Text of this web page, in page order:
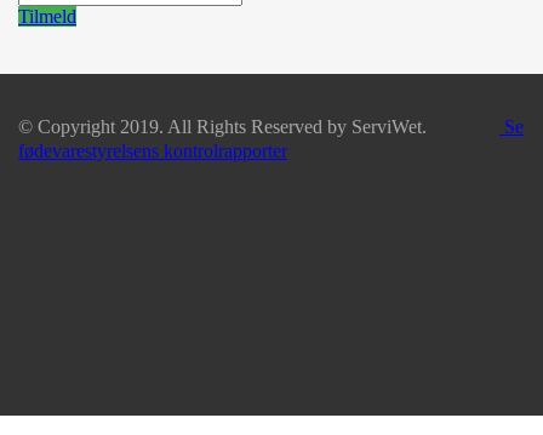
Tilmeld
© Copyright 2019. All Rights Reserved by ServiWet.
Se
fødevarestyrelsens kontrolrapporter